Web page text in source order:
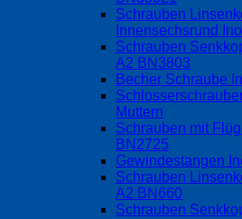
Schrauben
Innensechsrund
Schrauben
A2 BN3803
Becher Schraube
Muttern
Schrauben mit
BN2725
Gewindestangen
Schrauben
A2 BN660
Schrauben